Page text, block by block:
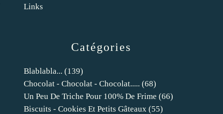
Catégories
Blablabla... (139)
Chocolat - Chocolat - Chocolat..... (68)
Un Peu De Triche Pour 100% De Frime (66)
Biscuits - Cookies Et Petits Gâteaux (55)
Links